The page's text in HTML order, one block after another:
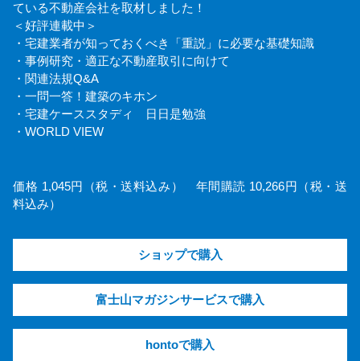
ている不動産会社を取材しました！
＜好評連載中＞
・宅建業者が知っておくべき「重説」に必要な基礎知識
・事例研究・適正な不動産取引に向けて
・関連法規Q&A
・一問一答！建築のキホン
・宅建ケーススタディ 日日是勉強
・WORLD VIEW
価格 1,045円（税・送料込み） 年間購読 10,266円（税・送
料込み）
ショップで購入
富士山マガジンサービスで購入
hontoで購入